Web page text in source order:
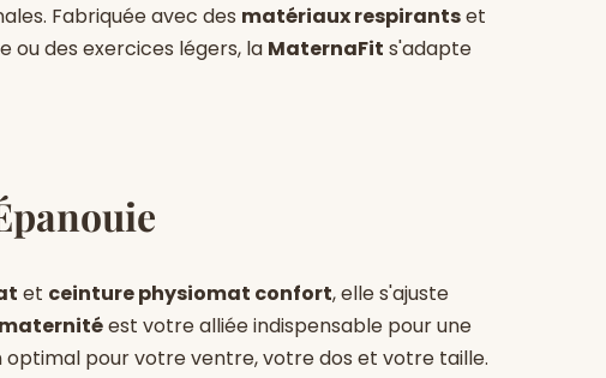
Fabriquée avec des matériaux respirantset
ou des exercices légers, la MaternaFit s'adapte
et ceinture physiomat confort, elle s'ajuste
est votre alliée indispensable pour une
pour votre ventre, votre dos et votre taille.